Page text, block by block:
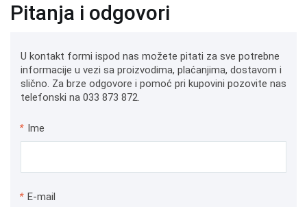
Pitanja i odgovori
U kontakt formi ispod nas možete pitati za sve potrebne
informacije u vezi sa proizvodima, plaćanjima, dostavom i
slično. Za brze odgovore i pomoć pri kupovini pozovite nas
telefonski na 033 873 872.
* Ime
* E-mail